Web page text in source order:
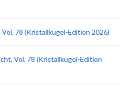
78 (Kristallkugel-Edition 2026)
Vol. 78 (Kristallkugel-Edition